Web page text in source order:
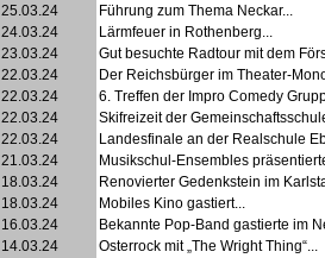
25.03.24
Führung zum Thema Neckar...
24.03.24
Lärmfeuer in Rothenberg...
23.03.24
Gut besuchte Radtour mit dem
22.03.24
Der Reichsbürger im Theater-
22.03.24
6. Treffen der Impro Comedy
22.03.24
Skifreizeit der
22.03.24
Landesfinale an der Realschule
21.03.24
Musikschul-Ensembles
18.03.24
Renovierter Gedenkstein im
18.03.24
Mobiles Kino gastiert...
16.03.24
Bekannte Pop-Band gastierte im
14.03.24
Osterrock mit „The Wright Thing“...